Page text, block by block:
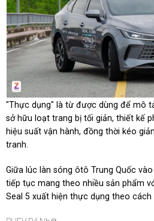
"Thực dụng" là từ được dùng để mô
sở hữu loạt trang bị tối giản, thiết kế
hiệu suất vận hành, đồng thời kéo
tranh.
Giữa lúc làn sóng ôtô Trung Quốc
tiếp tục mang theo nhiều sản phẩm
Seal 5 xuất hiện thực dụng theo cách